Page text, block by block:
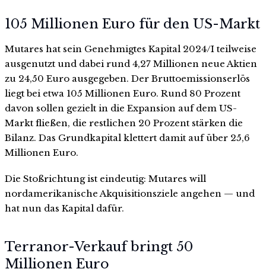
105 Millionen Euro für den US-Markt
Mutares hat sein Genehmigtes Kapital 2024/I teilweise
ausgenutzt und dabei rund 4,27 Millionen neue Aktien
zu 24,50 Euro ausgegeben. Der Bruttoemissionserlös
liegt bei etwa 105 Millionen Euro. Rund 80 Prozent
davon sollen gezielt in die Expansion auf dem US-
Markt fließen, die restlichen 20 Prozent stärken die
Bilanz. Das Grundkapital klettert damit auf über 25,6
Millionen Euro.
Die Stoßrichtung ist eindeutig: Mutares will
nordamerikanische Akquisitionsziele angehen — und
hat nun das Kapital dafür.
Terranor-Verkauf bringt 50
Millionen Euro